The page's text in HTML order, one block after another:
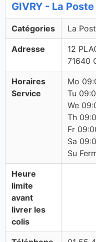
GIVRY - La
Catégories La
Adresse
12
71640
Horaires
Service
Mo
Tu
We
Th
Fr
Sa
Su
Heure
limite
avant
livrer les
colis